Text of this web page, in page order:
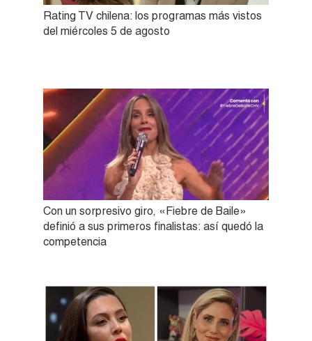
Rating TV chilena: los programas más vistos
del miércoles 5 de agosto
Con un sorpresivo giro, «Fiebre de Baile»
definió a sus primeros finalistas: así quedó la
competencia